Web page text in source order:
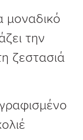
μοναδικό
την
ζεστασιά